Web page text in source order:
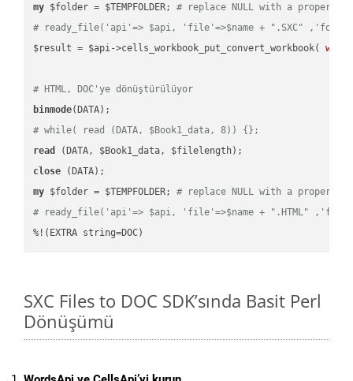
my $folder = $TEMPFOLDER; # replace NULL with a proper
# ready_file('api'=> $api, 'file'=>$name + ".SXC"
$result = $api->cells_workbook_put_convert_workbook(
# HTML, DOC'ye dönüştürülüyor
binmode
# while( read (DATA, $Book1_data, 8)) {};
read
close
my $folder = $TEMPFOLDER; # replace NULL with a proper
# ready_file('api'=> $api, 'file'=>$name + ".HTML"
%!(EXTRA string=DOC)
SXC Files to DOC SDK’sında Basit Perl
Dönüşümü